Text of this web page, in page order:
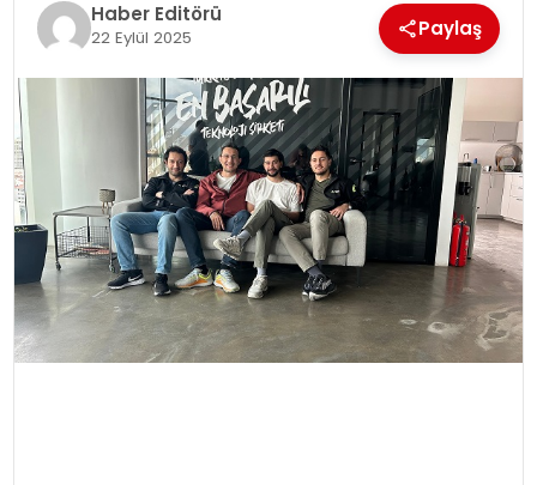
Haber Editörü
22 Eylül 2025 Paylaş